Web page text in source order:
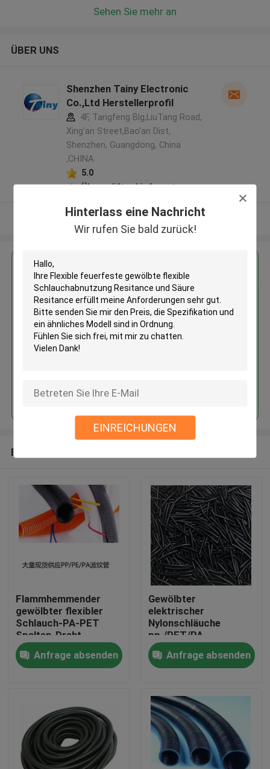
Hinterlass eine Nachricht
Wir rufen Sie bald zurück!
EINREICHUNGEN
Produkte
Über uns
Sehen Sie mehr an
ÜBER UNS
Shenzhen Tainy Electronic
Co.,Ltd Herstellerprofil
4F, Tangfeng Blg,LiuTang Road,
Xing'an Street,Bao'an Dist,
Shenzhen, Guangdong, China
,CHINA
5.0
Überprüfter Lieferant
Sehen Sie mehr an
Erhalten Sie den besten Preis für
Flexible feuerfeste gewölbte
flexible Schlauchabnutzung
Resitance und Säure Resitance
Fortsetzen
Empfohlene Produkte
Flammhemmender
gewölbter flexibler
Schlauch-PA-PET
Spalten-Draht-
Webstuhl-Schläuche
Anfrage absenden
Gewölbter
elektrischer
Nylonschläuche
pp./PET/PA
Materialärmel
Anfrage absenden